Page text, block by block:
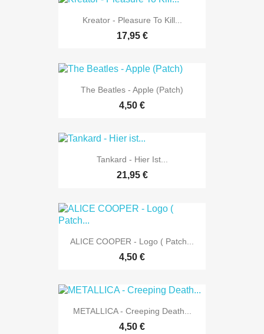
Kreator - Pleasure To Kill...
17,95 €
The Beatles - Apple (Patch)
4,50 €
Tankard - Hier Ist...
21,95 €
ALICE COOPER - Logo ( Patch...
4,50 €
METALLICA - Creeping Death...
4,50 €